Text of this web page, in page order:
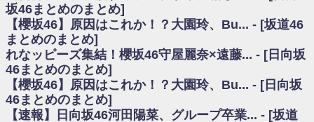
ビで見かけるな
欅坂/日向坂46まとめのまとめ / 【櫻坂46】リアルミーグリであの販売も！
『Make or Break』オフィシャルグッズ解禁
乃木坂46アンテナ / 【櫻坂46】ミーグリで喧嘩！？山下瞳月、これはマジ
ギレしてる
乃木坂あんてな ～乃木坂46・欅坂46・日向坂46のニュース・情報・話題
をピックアップ / れなッピーズ集結！櫻坂46守屋麗奈×遠藤理子、8/6「ラヴィ
ット！」水曜スタジオ出演決定
日向坂46まとめのまとめ / 【日向坂46】富田鈴花、次の事務所が決まって
坂46まとめのまとめ]
【櫻坂46】原因はこれか！？大園玲、Bu... - [坂道46
まとめのまとめ]
れなッピーズ集結！櫻坂46守屋麗奈×遠藤... - [日向坂
46まとめのまとめ]
【櫻坂46】原因はこれか！？大園玲、Bu... - [日向坂
46まとめのまとめ]
【速報】日向坂46河田陽菜、グループ卒業... - [坂道